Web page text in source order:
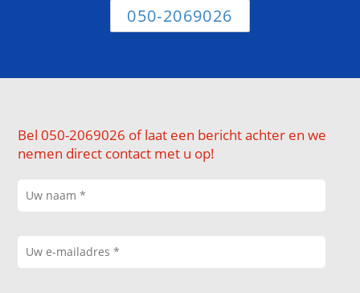
050-2069026
Bel 050-2069026 of laat een bericht achter en we
nemen direct contact met u op!